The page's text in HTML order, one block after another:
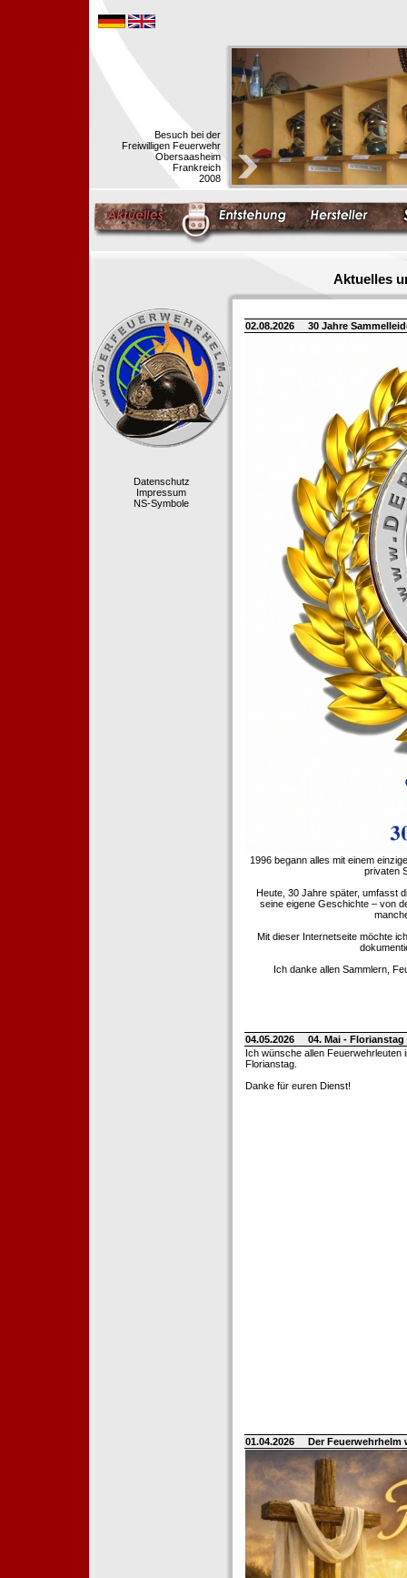
Besuch bei der
Freiwilligen Feuerwehr
Obersaasheim
Frankreich
2008
Aktuelles
Datenschutz
Impressum
NS-Symbole
02.08.2026 30 Jahre
1996 begann alles mit einem
privaten
Heute, 30 Jahre später, umfasst
seine eigene Geschichte – von
Mit dieser Internetseite möchte
Ich danke allen Sammlern,
04.05.2026
04. Mai -
Ich wünsche allen Feuerwehrleuten
Florianstag.
Danke für euren Dienst!
01.04.2026 Der